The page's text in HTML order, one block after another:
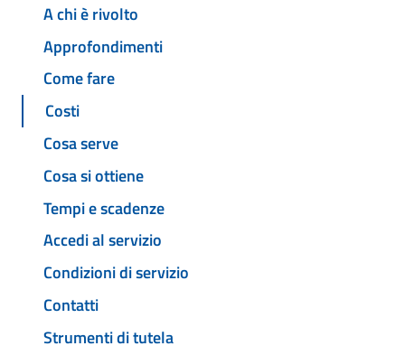
A chi è rivolto
Approfondimenti
Come fare
Costi
Cosa serve
Cosa si ottiene
Tempi e scadenze
Accedi al servizio
Condizioni di servizio
Contatti
Strumenti di tutela